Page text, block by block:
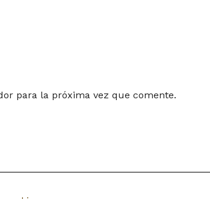
para la próxima vez que comente.